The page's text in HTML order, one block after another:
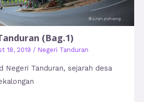
(Bag.1)
18, 2019 / Negeri Tanduran
Negeri Tanduran, sejarah desa